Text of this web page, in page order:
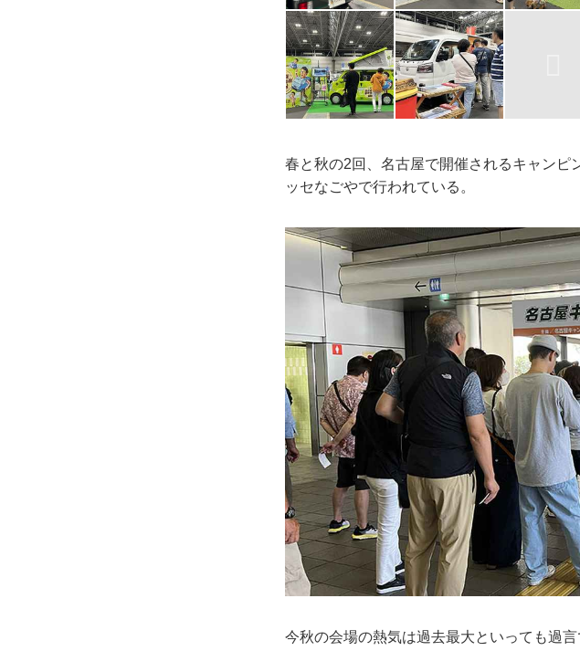
春と秋の2回、名古屋で開催されるキャンピ
ッセなごやで行われている。
今秋の会場の熱気は過去最大といっても過